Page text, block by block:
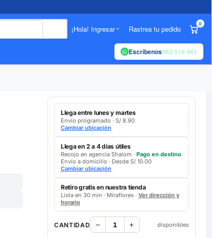
¡Hola! Ingresar Rastrea tu pedido
0
Escríbenos983 516 461
Llega entre lunes y martes
Envío programado · S/ 8.90
Cambiar ubicación
Llega en 2 a 4 días útiles
Recojo en agencia Shalom · Pago en destino
Envío a domicilio · Desde S/ 10.00
Cambiar ubicación
Retíro gratis en nuestra tienda
Lista en 30 min · Miraflores · Ver dirección y
horario
CANTIDAD disponibles